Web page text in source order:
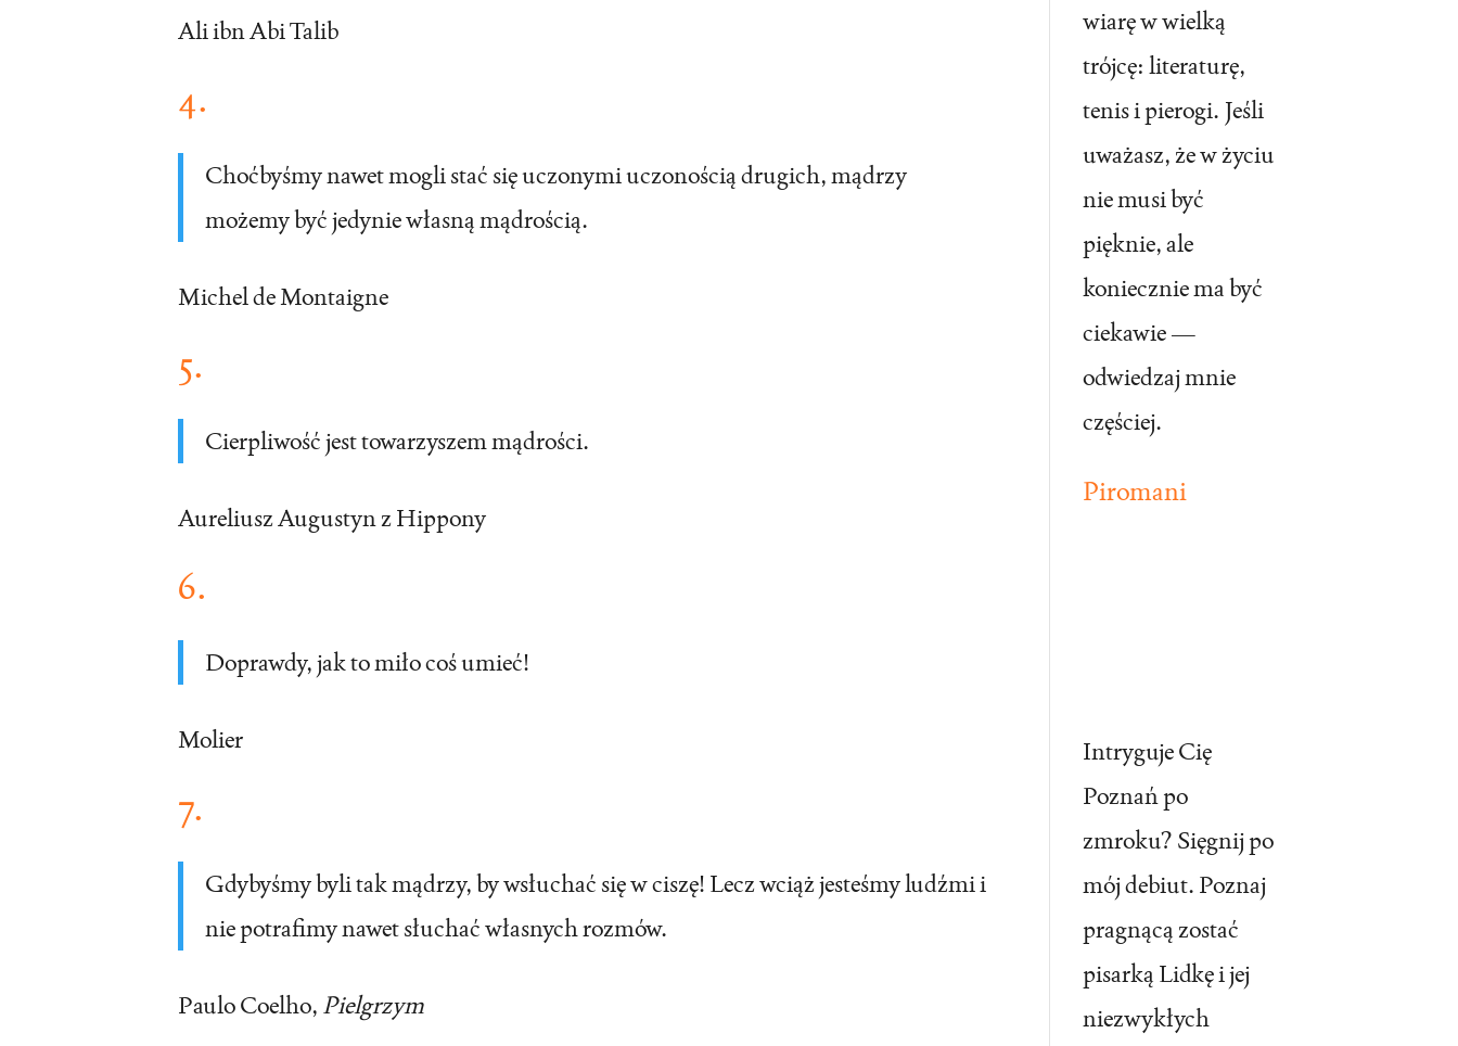
Ali ibn Abi Talib
4.
Choćbyśmy nawet mogli stać się uczonymi uczonością drugich, mądrzy
możemy być jedynie własną mądrością.
Michel de Montaigne
5.
Cierpliwość jest towarzyszem mądrości.
Aureliusz Augustyn z Hippony
6.
Doprawdy, jak to miło coś umieć!
Molier
7.
Gdybyśmy byli tak mądrzy, by wsłuchać się w ciszę! Lecz wciąż jesteśmy ludźmi i
nie potrafimy nawet słuchać własnych rozmów.
Paulo Coelho, Pielgrzym
wiarę w wielką
trójcę: literaturę,
tenis i pierogi. Jeśli
uważasz, że w życiu
nie musi być
pięknie, ale
koniecznie ma być
ciekawie —
odwiedzaj mnie
częściej.
Piromani
Intryguje Cię
Poznań po
zmroku? Sięgnij po
mój debiut. Poznaj
pragnącą zostać
pisarką Lidkę i jej
niezwykłych